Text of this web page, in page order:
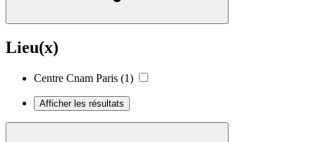
Lieu(x)
Centre Cnam Paris (1)
Afficher les résultats